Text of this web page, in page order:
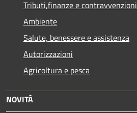
Tributi,finanze e contravvenzioni
Ambiente
Salute, benessere e assistenza
Autorizzazioni
Agricoltura e pesca
NOVITÀ